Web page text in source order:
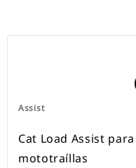
Assist
Cat Load Assist para
mototraíllas